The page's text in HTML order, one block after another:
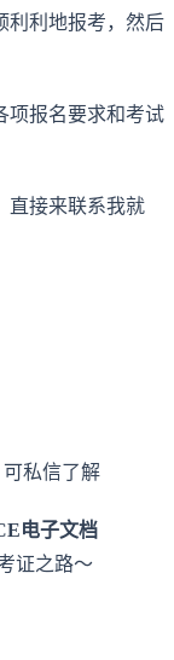
利利地报考，然后
项报名要求和考试
直接来联系我就
私信了解
电子文档
证之路～